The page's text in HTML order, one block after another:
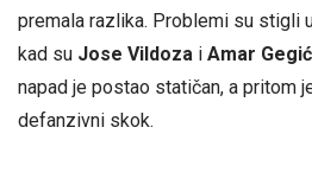
premala razlika. Problemi su stigli
kad su Jose Vildoza i Amar Gegić
napad je postao statičan, a pritom
defanzivni skok.